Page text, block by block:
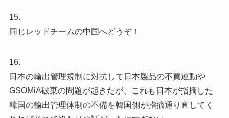
15.
同じレッドチームの中国へどうぞ！
16.
日本の輸出管理規制に対抗して日本製品の不買運動や
GSOMiA破棄の問題が起きたが、これも日本が指摘した
韓国の輸出管理体制の不備を韓国側が指摘通り直してく